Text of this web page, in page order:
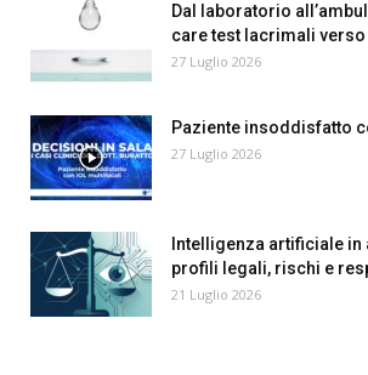
Dal laboratorio
care test lacrimali
27 Luglio 2026
Paziente insoddisfatto
27 Luglio 2026
Intelligenza artificiale
profili legali, rischi e
21 Luglio 2026